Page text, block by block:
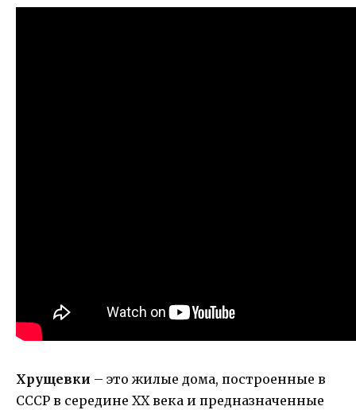
Хрущевки – это жилые дома, построенные в
СССР в середине XX века и предназначенные